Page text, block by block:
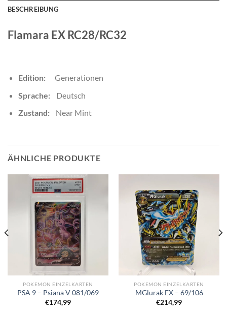
BESCHREIBUNG
Flamara EX RC28/RC32
Edition:Generationen
Sprache:Deutsch
Zustand:Near Mint
ÄHNLICHE PRODUKTE
POKEMON EINZELKARTEN
PSA 9 – Psiana V 081/069
€174,99
POKEMON EINZELKARTEN
MGlurak EX – 69/106
€214,99